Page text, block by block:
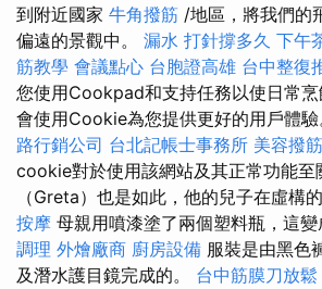
到附近國家 牛角撥筋 /地區，將我們的
偏遠的景觀中。 漏水 打針撐多久 下午
筋教學 會議點心 台胞證高雄 台中整復
您使用Cookpad和支持任務以使日常
會使用Cookie為您提供更好的用戶體驗
路行銷公司 台北記帳士事務所 美容撥筋
cookie對於使用該網站及其正常功能至
（Greta）也是如此，他的兒子在虛構
按摩 母親用噴漆塗了兩個塑料瓶，這變
調理 外燴廠商 廚房設備 服裝是由黑色
及潛水護目鏡完成的。 台中筋膜刀放鬆